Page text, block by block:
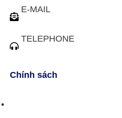
E-MAIL
TELEPHONE
Chính sách